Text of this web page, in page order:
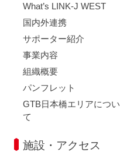
What’s LINK-J WEST
国内外連携
サポーター紹介
事業内容
組織概要
パンフレット
GTB日本橋エリアについ
て
施設・アクセス